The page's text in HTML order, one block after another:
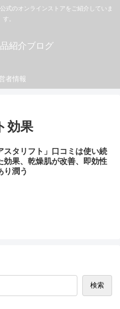
式のオンラインストアをご紹介していま
す。
紹介ブログ
者情報
効果
スタリフト」口コミは使い続
効果、乾燥肌が改善、即効性
り潤う
検索